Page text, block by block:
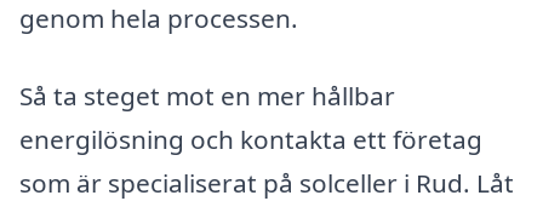
genom hela processen.
Så ta steget mot en mer hållbar
energilösning och kontakta ett företag
som är specialiserat på solceller i Rud. Låt